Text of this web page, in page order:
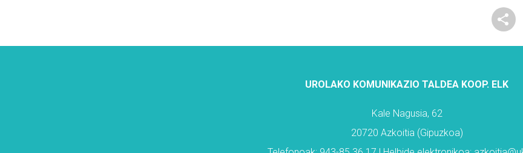
UROLAKO KOMUNIKAZIO TALDEA KOOP. ELK
Kale Nagusia, 62
20720 Azkoitia (Gipuzkoa)